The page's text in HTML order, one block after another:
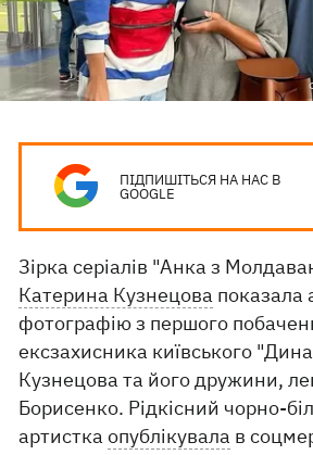
ПІДПИШІТЬСЯ НА НАС В
GOOGLE
Зірка серіалів "Анка з
Катерина Кузнецова показала
фотографію з першого
ексзахисника київського
Кузнецова та його дружини,
Борисенко. Рідкісний чорно-
артисткаопублікувала в